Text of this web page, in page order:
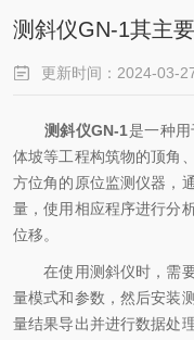
测斜仪GN-1其主
更新时间：2024-03-
测斜仪GN-1是一种
体坡等工程构筑物的顶角
方位角的原位监测仪器，
量，使用相应程序进行分
位移。
在使用测斜仪时，需要
量模式和参数，然后安装
量结果导出并进行数据处